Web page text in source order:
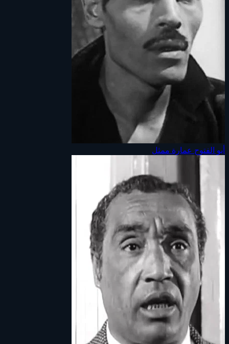
أبو الفتوح عمارة ممثل